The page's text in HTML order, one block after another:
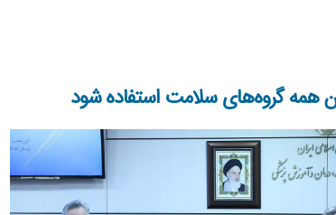
همه گروه‌های سلامت استفاده شود